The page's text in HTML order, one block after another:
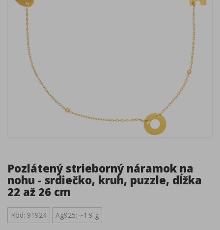
Pozlátený strieborný náramok na
nohu - srdiečko, kruh, puzzle, dĺžka
22 až 26 cm
Kód: 91924 Ag925; ~1.9 g